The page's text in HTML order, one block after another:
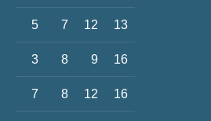
5 7 12 13
3 8 9 16
7 8 12 16